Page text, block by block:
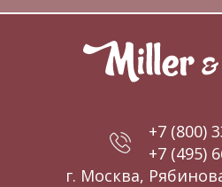
+7 (800)
+7 (495)
г. Москва,